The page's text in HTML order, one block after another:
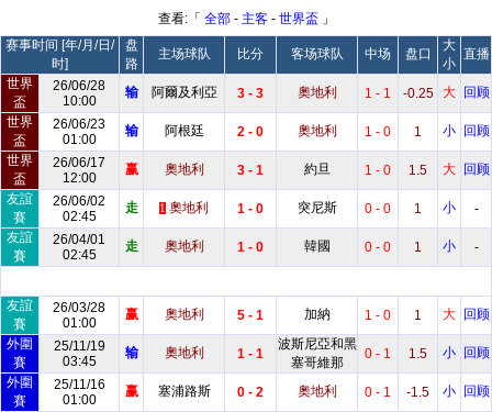
查看:「 全部- 主客- 世界盃 」
赛事时间 [年/月/日/
时]
盘
路
主场球队 比分 客场球队 中场 盘口
大
小
直播
世界
盃
26/06/28
10:00
输 阿爾及利亞 3 - 3 奧地利 1 - 1 -0.25 大
回顾
世界
盃
26/06/23
01:00
输 阿根廷 2 - 0 奧地利 1 - 0 1 小
回顾
世界
盃
26/06/17
12:00
赢 奧地利 3 - 1 約旦 1 - 0 1.5 大
回顾
友誼
賽
26/06/02
02:45
走 1 奧地利 1 - 0 突尼斯 0 - 0 1 小
-
友誼
賽
26/04/01
02:45
走 奧地利 1 - 0 韓國 0 - 0 1 小 -
友誼
賽
26/03/28
01:00
赢 奧地利 5 - 1 加納 1 - 0 1 大
回顾
外圍
賽
25/11/19
03:45
输 奧地利 1 - 1
波斯尼亞和黑
塞哥維那
0 - 1 1.5 小
回顾
外圍
賽
25/11/16
01:00
赢 塞浦路斯 0 - 2 奧地利 0 - 1 -1.5 小
回顾